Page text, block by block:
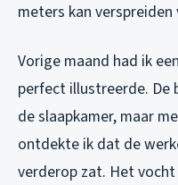
meters kan
Vorige maand had ik
perfect illustreerde. De
de slaapkamer, maar
ontdekte ik dat de
verderop zat. Het